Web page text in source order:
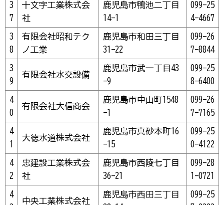
3
7
十文字工業株式会
社
鹿児島市鴨池二丁目
14-1
099-25
4-4667
3
8
有限会社昭和テク
ノ工業
鹿児島市和田三丁目
31-22
099-26
7-8844
3
9
有限会社水交設備
鹿児島市武一丁目43
-9
099-25
8-6400
4
0
有限会社大信商会
鹿児島市中山町1548
-1
099-26
7-7165
4
1
大徳水道株式会社
鹿児島市真砂本町16
-15
099-25
0-4122
4
2
忠建設工業株式会
社
鹿児島市西陵七丁目
36-21
099-28
1-0721
4
中央工業株式会社
鹿児島市西田三丁目
099-25